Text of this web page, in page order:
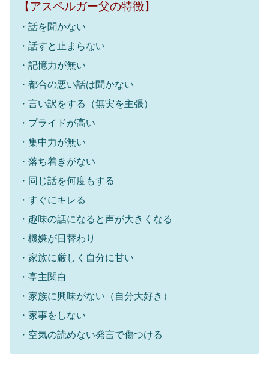
【アスペルガー父の特徴】
・話を聞かない
・話すと止まらない
・記憶力が無い
・都合の悪い話は聞かない
・言い訳をする（無実を主張）
・プライドが高い
・集中力が無い
・落ち着きがない
・同じ話を何度もする
・すぐにキレる
・趣味の話になると声が大きくなる
・機嫌が日替わり
・家族に厳しく自分に甘い
・亭主関白
・家族に興味がない（自分大好き）
・家事をしない
・空気の読めない発言で傷つける